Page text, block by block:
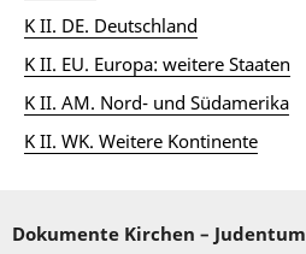
K II. DE. Deutschland
K II. EU. Europa: weitere Staaten
K II. AM. Nord- und Südamerika
K II. WK. Weitere Kontinente
Dokumente Kirchen – Judentum